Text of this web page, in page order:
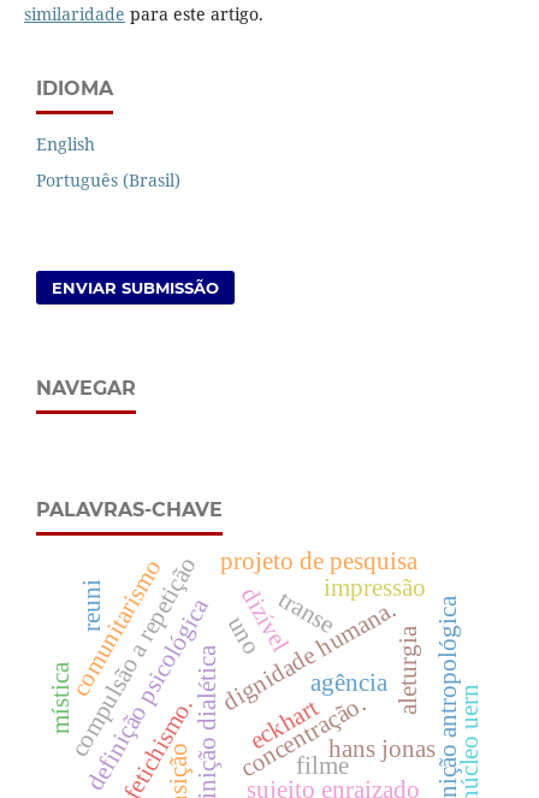
similaridade para este artigo.
IDIOMA
English
Português (Brasil)
ENVIAR SUBMISSÃO
NAVEGAR
PALAVRAS-CHAVE
hans jonas
dignidade humana.
definição psicológica
definição dialética definição antropológica
concentração.
transe
compulsão a repetição
filme
sujeito enraizado
agência
comunitarismo
fetichismo.
uno
mística eckhart
dizível impressão
aleturgia
projeto de pesquisa
reuni
núcleo uern